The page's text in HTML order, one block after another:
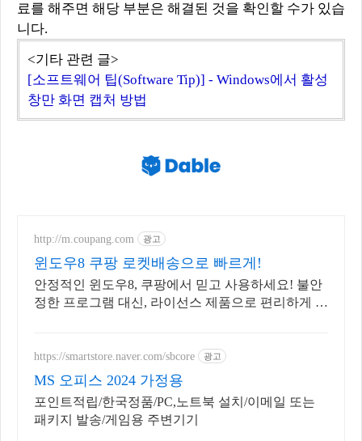
료를 해주면 해당 부분은 해결된 것을 확인할 수가 있습
니다.
<기타 관련 글>
[소프트웨어 팁(Software Tip)] - Windows에서 활성
창만 화면 캡처 방법
http://m.coupang.com 광고
윈도우8 쿠팡 로켓배송으로 빠르게!
안정적인 윈도우8, 쿠팡에서 믿고 사용하세요! 불안
정한 프로그램 대신, 라이선스 제품으로 편리하게 시
https://smartstore.naver.com/sbcore 광고
MS 오피스 2024 가정용
포인트적립/한국정품/PC,노트북 설치/이메일 또는
패키지 발송/게임용 주변기기